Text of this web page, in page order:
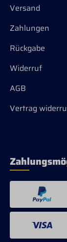
Versand
Zahlungen
Rückgabe
Widerruf
AGB
Vertrag